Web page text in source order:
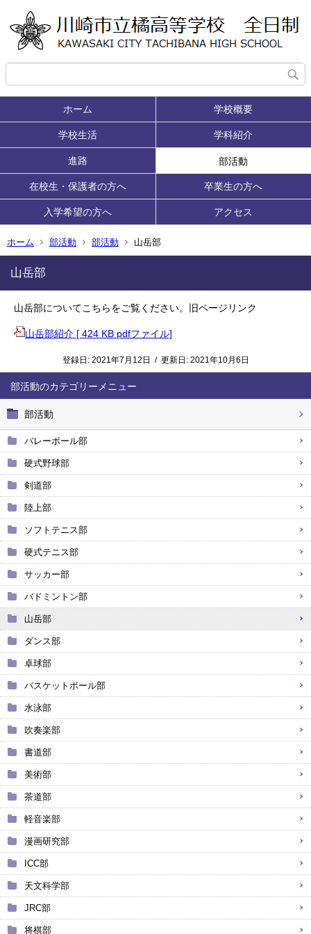
ホーム 学校概要
学校生活 学科紹介
進路 部活動
在校生・保護者の方へ 卒業生の方へ
入学希望の方へ アクセス
ホーム 部活動 部活動 山岳部
部活動
部活動
バレーボール部
硬式野球部
剣道部
陸上部
ソフトテニス部
硬式テニス部
サッカー部
バドミントン部
山岳部
ダンス部
卓球部
バスケットボール部
水泳部
吹奏楽部
書道部
美術部
茶道部
軽音楽部
漫画研究部
ICC部
天文科学部
JRC部
将棋部
山岳部
山岳部についてこちらをご覧ください。旧ページリンク
山岳部紹介 [ 424 KB pdfファイル]
登録日: 2021年7月12日 / 更新日: 2021年10月6日